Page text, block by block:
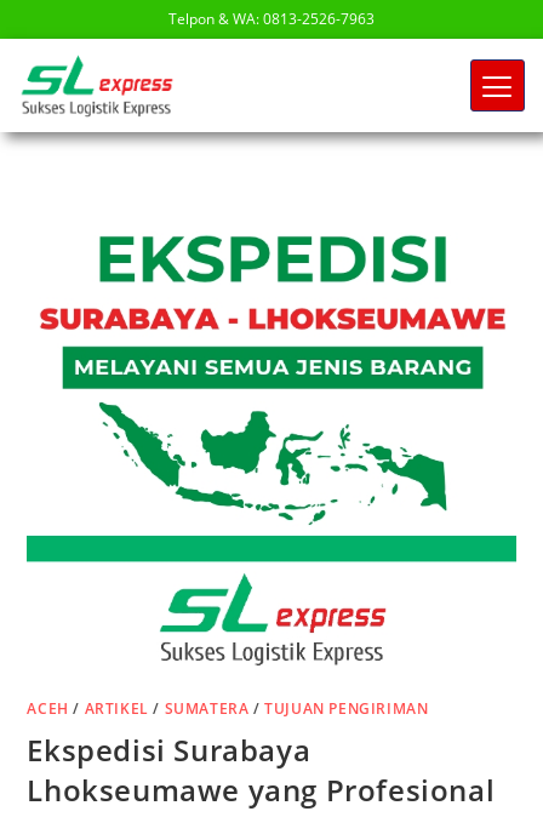
Telpon & WA: 0813-2526-7963
ACEH / ARTIKEL / SUMATERA /TUJUAN PENGIRIMAN
Ekspedisi Surabaya
Lhokseumawe yang Profesional